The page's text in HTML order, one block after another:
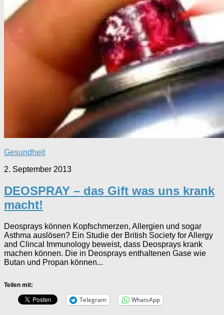
Gesundheit
2. September 2013
DEOSPRAY – das Gift was uns krank
macht!
Deosprays können Kopfschmerzen, Allergien und sogar
Asthma auslösen? Ein Studie der British Society for Allergy
and Clincal Immunology beweist, dass Deosprays krank
machen können. Die in Deosprays enthaltenen Gase wie
Butan und Propan können...
Teilen mit:
Telegram WhatsApp